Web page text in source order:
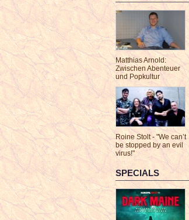
Matthias Arnold:
Zwischen Abenteuer
und Popkultur
Roine Stolt - "We can’t
be stopped by an evil
virus!"
SPECIALS